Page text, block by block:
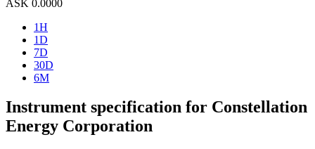
ASK 0.0000
1H
1D
7D
30D
6M
Instrument specification for Constellation
Energy Corporation